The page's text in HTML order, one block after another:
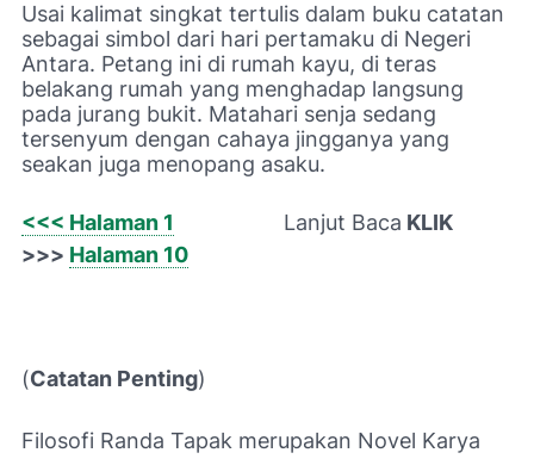
Usai kalimat singkat tertulis dalam buku catatan
sebagai simbol dari hari pertamaku di Negeri
Antara. Petang ini di rumah kayu, di teras
belakang rumah yang menghadap langsung
pada jurang bukit. Matahari senja sedang
tersenyum dengan cahaya jingganya yang
seakan juga menopang asaku.
<<< Halaman 1 Lanjut Baca KLIK
>>> Halaman 10
(Catatan Penting)
Filosofi Randa Tapak merupakan Novel Karya